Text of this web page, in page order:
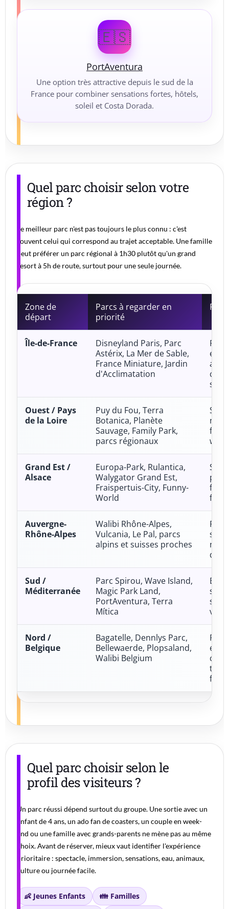
🇪🇸
PortAventura
Une option très attractive depuis le sud de la
France pour combiner sensations fortes, hôtels,
soleil et Costa Dorada.
Quel parc choisir selon votre
région ?
Le meilleur parc n'est pas toujours le plus connu : c'est
souvent celui qui correspond au trajet acceptable. Une famille
peut préférer un parc régional à 1h30 plutôt qu'un grand
resort à 5h de route, surtout pour une seule journée.
Zone de
départ
Parcs à regarder en
priorité
Île-de-France
Disneyland Paris, Parc
Astérix, La Mer de Sable,
France Miniature, Jardin
d'Acclimatation
Ouest / Pays
de la Loire
Puy du Fou, Terra
Botanica, Planète
Sauvage, Family Park,
parcs régionaux
Grand Est /
Alsace
Europa-Park, Rulantica,
Walygator Grand Est,
Fraispertuis-City, Funny-
World
Auvergne-
Rhône-Alpes
Walibi Rhône-Alpes,
Vulcania, Le Pal, parcs
alpins et suisses proches
Sud /
Méditerranée
Parc Spirou, Wave Island,
Magic Park Land,
PortAventura, Terra
Mítica
Été,
Nord /
Belgique
Bagatelle, Dennlys Parc,
Bellewaerde, Plopsaland,
Walibi Belgium
Quel parc choisir selon le
profil des visiteurs ?
Un parc réussi dépend surtout du groupe. Une sortie avec un
enfant de 4 ans, un ado fan de coasters, un couple en week-
end ou une famille avec grands-parents ne mène pas au même
choix. Avant de réserver, mieux vaut identifier l'expérience
prioritaire : spectacle, immersion, sensations, eau, animaux,
culture ou journée facile.
👶 Jeunes Enfants
👪 Familles